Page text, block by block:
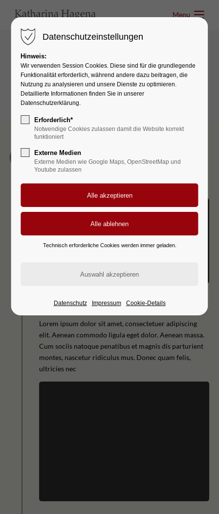
Menu
Timeline
The Beginning
Lorem ipsum dolor sit amet, consectetuer adipiscing
elit. Aenean commodo ligula eget dolor.
1994
Lorem ipsum dolor sit amet, consectetuer adipiscing
elit. Aenean commodo ligula eget dolor. Aenean massa.
Cum sociis natoque penatibus et magnis dis parturient
montes, nascetur ridiculus mus. Donec quam felis,
ultricies nec
Datenschutzeinstellungen
Hinweis:
Wir verwenden Session Cookies. Diese sind für die grundlegende
Funktionalität erforderlich, während andere dazu beitragen, die
Nutzung zu analysieren und unsere Dienste zu optimieren.
Detaillierte Informationen finden Sie in unserer
Datenschutzerklärung.
Erforderlich*
Notwendige Cookies zulassen damit die Website korrekt
funktioniert
Externe Medien
Externe Medien wie Google Maps, OpenStreetMap und
Youtube zulassen
Technisch erforderliche Cookies werden immer geladen.
Datenschutz Impressum Cookie-Details
Menu